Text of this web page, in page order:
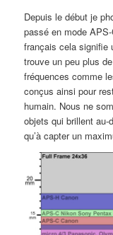
Depuis le début je
passé en mode
français cela signifie
trouve un peu plus
fréquences comme
conçus ainsi pour
humain. Nous ne
objets qui brillent
qu’à capter un